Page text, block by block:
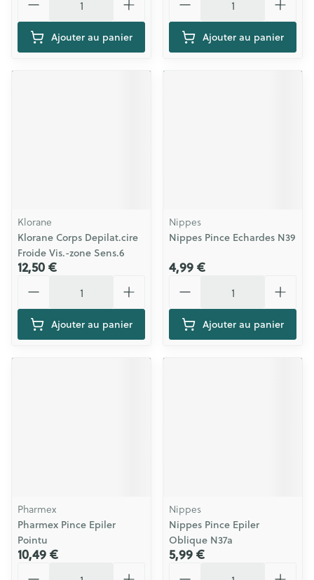
Ajouter au panier Ajouter au panier
Klorane
Klorane Corps Depilat.cire
Froide Vis.-zone Sens.6
12,50 €
Ajouter au panier
Nippes
Nippes Pince Echardes N39
4,99 €
Ajouter au panier
Pharmex
Pharmex Pince Epiler
Pointu
10,49 €
Nippes
Nippes Pince Epiler
Oblique N37a
5,99 €